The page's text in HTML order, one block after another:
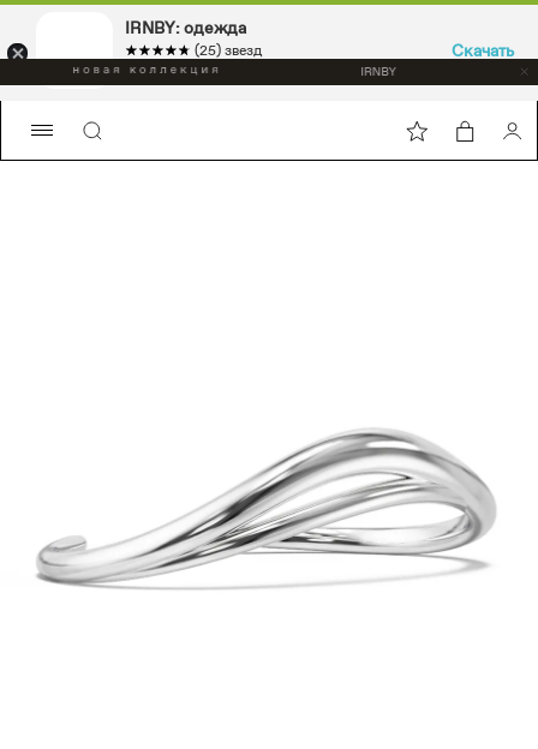
IRNBY: одежда
☆☆☆☆☆
★★★★★ (25) звезд
Sport & casual, аксессуары
Скачать